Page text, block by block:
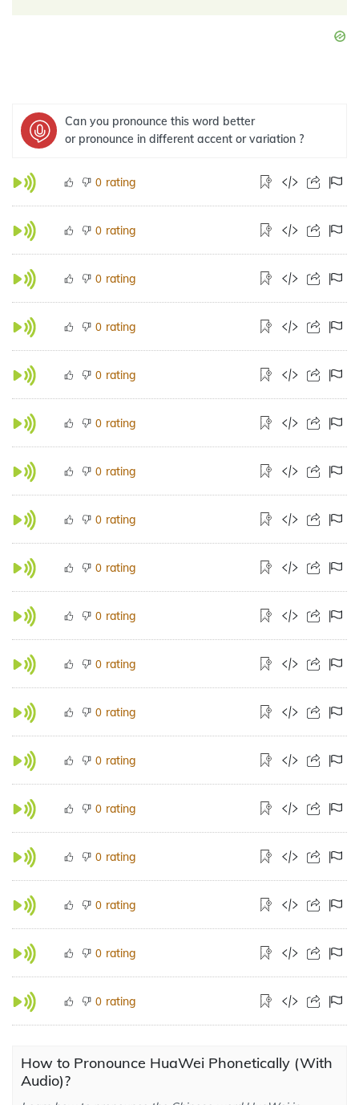
Can you pronounce this word better
or pronounce in different accent or variation ?
0 rating
0 rating
0 rating
0 rating
0 rating
0 rating
0 rating
0 rating
0 rating
0 rating
0 rating
0 rating
0 rating
0 rating
0 rating
0 rating
0 rating
0 rating
How to Pronounce HuaWei Phonetically (With
Audio)?